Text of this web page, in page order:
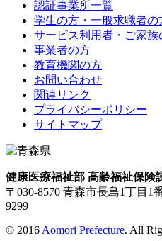
認証事業所一覧
学生の方・一般求職者の
サービス利用者・ご家族
事業者の方
教育機関の方
お問い合わせ
関連リンク
プライバシーポリシー
サイトマップ
健康医療福祉部 高齢福祉保険
〒030-8570 青森市長島1丁目
9299
© 2016 Aomori Prefecture. All